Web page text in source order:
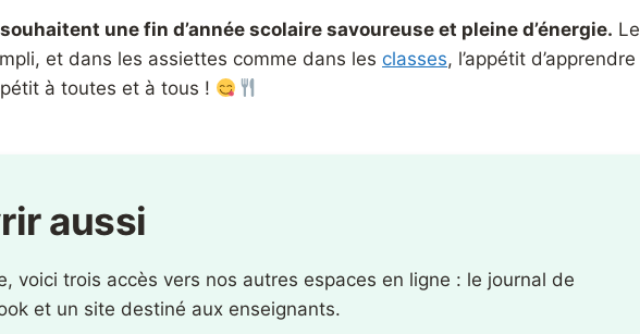
une fin d’année scolaire savoureuse et pleine d’énergie. Le
et dans les assiettes comme dans les classes, l’appétit d’apprendre
à toutes et à tous !
aussi
voici trois accès vers nos autres espaces en ligne : le journal de
et un site destiné aux enseignants.